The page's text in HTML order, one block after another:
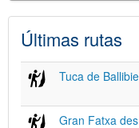
Últimas rutas
Tuca de
Gran Fatxa